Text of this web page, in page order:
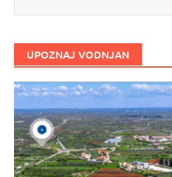
UPOZNAJ VODNJAN